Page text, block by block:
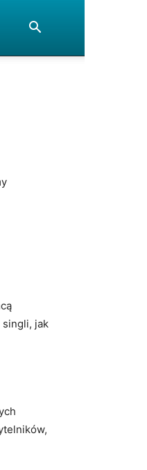
singli, jak